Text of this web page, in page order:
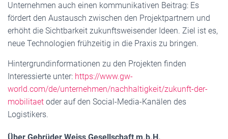
Unternehmen auch einen kommunikativen Beitrag: Es
fördert den Austausch zwischen den Projektpartnern und
erhöht die Sichtbarkeit zukunftsweisender Ideen. Ziel ist es,
neue Technologien frühzeitig in die Praxis zu bringen.
Hintergrundinformationen zu den Projekten finden
Interessierte unter: https://www.gw-
world.com/de/unternehmen/nachhaltigkeit/zukunft-der-
mobilitaet oder auf den Social-Media-Kanälen des
Logistikers.